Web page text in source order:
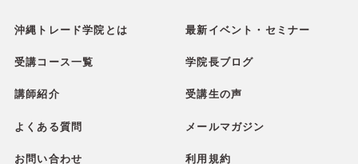
沖縄トレード学院とは 最新イベント・セミナー
受講コース一覧 学院長ブログ
講師紹介 受講生の声
よくある質問 メールマガジン
お問い合わせ 利用規約